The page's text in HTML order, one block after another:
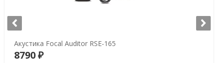
Акустика Focal Auditor RSE-165
8790 ₽